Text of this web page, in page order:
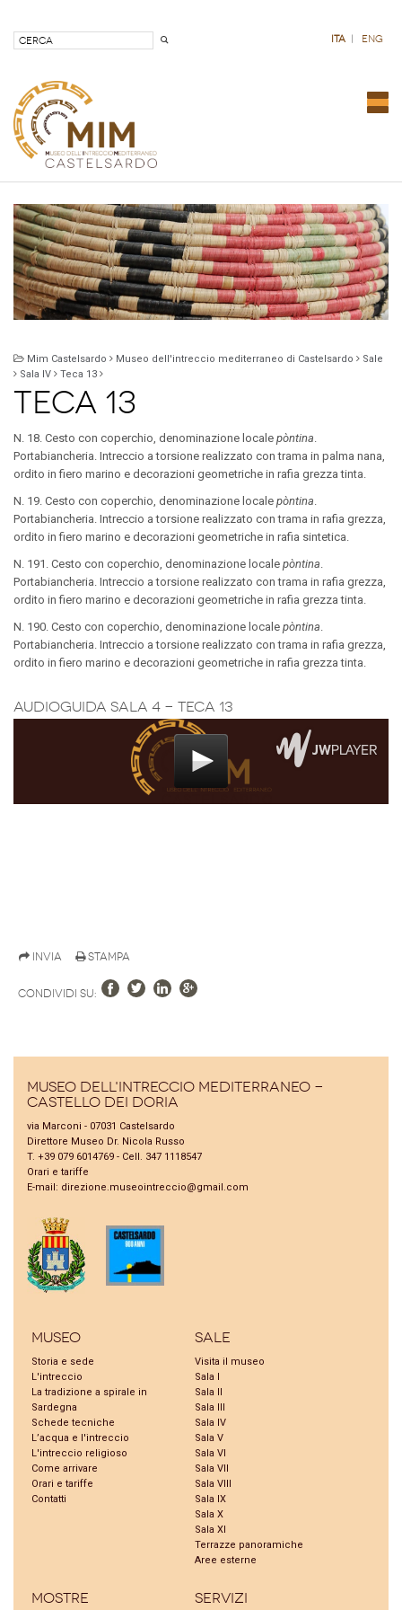
ita | eng
Mim Castelsardo Museo dell'intreccio mediterraneo di Castelsardo
Sale
Sala IV
Teca 13
Teca 13
N. 18. Cesto con coperchio, denominazione locale pòntina
Portabiancheria. Intreccio a torsione realizzato con trama in palma nana,
ordito in fiero marino e decorazioni geometriche in rafia grezza tinta.
N. 19. Cesto con coperchio, denominazione locale pòntina
Portabiancheria. Intreccio a torsione realizzato con trama in rafia grezza,
ordito in fiero marino e decorazioni geometriche in rafia sintetica.
N. 191. Cesto con coperchio, denominazione locale pòntina
Portabiancheria. Intreccio a torsione realizzato con trama in rafia grezza,
ordito in fiero marino e decorazioni geometriche in rafia grezza tinta.
N. 190. Cesto con coperchio, denominazione locale pòntina
Portabiancheria. Intreccio a torsione realizzato con trama in rafia grezza,
ordito in fiero marino e decorazioni geometriche in rafia grezza tinta.
Audioguida Sala 4 - Teca 13
Invia Stampa
Condividi su:
Museo dell'Intreccio Mediterraneo -
Castello dei Doria
via Marconi - 07031 Castelsardo
Direttore Museo Dr. Nicola Russo
T. +39 079 6014769 - Cell. 347 1118547
Orari e tariffe
E-mail: direzione.museointreccio@gmail.com
Museo
Storia e sede
L'intreccio
La tradizione a spirale in
Sardegna
Schede tecniche
L’acqua e l'intreccio
L'intreccio religioso
Come arrivare
Orari e tariffe
Contatti
Sale
Visita il museo
Sala I
Sala II
Sala III
Sala IV
Sala V
Sala VI
Sala VII
Sala VIII
Sala IX
Sala X
Sala XI
Terrazze panoramiche
Aree esterne
Mostre Servizi